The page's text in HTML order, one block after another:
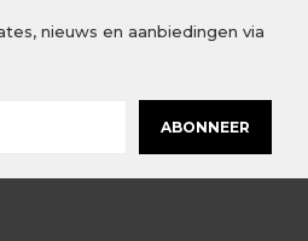
nieuws en aanbiedingen via
ABONNEER
of koper met elkaar te
van solderen.
1 staaf per meter solderen